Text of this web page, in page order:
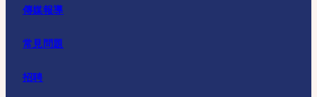
傳媒報導
常見問題
招聘